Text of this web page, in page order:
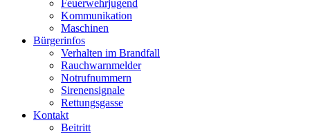
Feuerwehrjugend
Kommunikation
Maschinen
Bürgerinfos
Verhalten im Brandfall
Rauchwarnmelder
Notrufnummern
Sirenensignale
Rettungsgasse
Kontakt
Beitritt